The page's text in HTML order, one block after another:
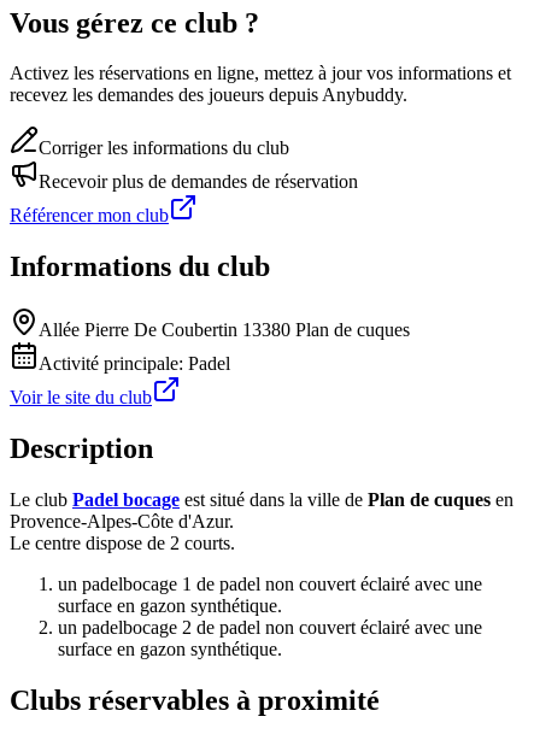
Vous gérez ce club ?
Activez les réservations en ligne, mettez à jour vos informations et
recevez les demandes des joueurs depuis Anybuddy.
Corriger les informations du club
Recevoir plus de demandes de réservation
Référencer mon club
Informations du club
Allée Pierre De Coubertin 13380 Plan de cuques
Activité principale: Padel
Voir le site du club
Description
Le club Padel bocage est situé dans la ville de Plan de cuques en
Provence-Alpes-Côte d'Azur.
Le centre dispose de 2 courts.
un padelbocage 1 de padel non couvert éclairé avec une
surface en gazon synthétique.
un padelbocage 2 de padel non couvert éclairé avec une
surface en gazon synthétique.
Clubs réservables à proximité